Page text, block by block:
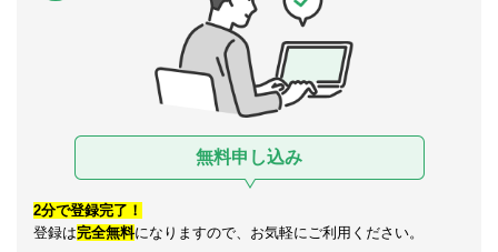
無料申し込み
2分で登録完了！
登録は完全無料になりますので、お気軽にご利用ください。